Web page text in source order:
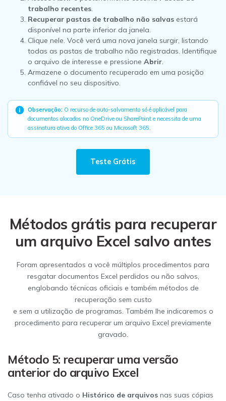
trabalho recentes.
Recuperar pastas de trabalho não salvas estará
disponível na parte inferior da janela.
Clique nele. Você verá uma nova janela surgir, listando
todas as pastas de trabalho não registradas. Identifique
o arquivo de interesse e pressione Abrir.
Armazene o documento recuperado em uma posição
confiável no seu dispositivo.
Observação: O recurso de auto-salvamento só é aplicável para
documentos alocados no OneDrive ou SharePoint e necessita de uma
assinatura ativa do Office 365 ou Microsoft 365.
Teste Grátis
Métodos grátis para recuperar
um arquivo Excel salvo antes
Foram apresentados a você múltiplos procedimentos para
resgatar documentos Excel perdidos ou não salvos,
englobando técnicas oficiais e também métodos de
recuperação sem custo
e sem a utilização de programas. Também lhe indicaremos o
procedimento para recuperar um arquivo Excel previamente
gravado.
Método 5: recuperar uma versão
anterior do arquivo Excel
Caso tenha ativado o Histórico de arquivos nas suas cópias